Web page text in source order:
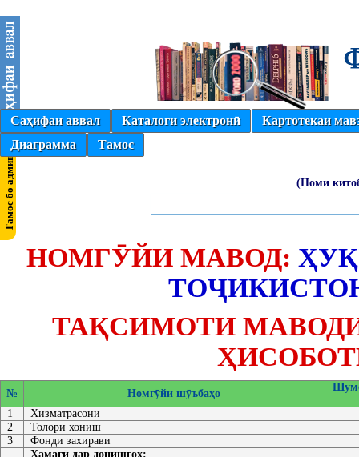
Саҳифаи аввал Каталоги электронӣ
Картотекаи
Диаграмма
Тамос
(Номи
НОМГӮЙИ МАВОД:
ТАҚСИМОТИ
№ Номгӯйи шӯъбаҳо
1
Хизматрасони
2
Толори хониш
3
Фонди захирави
Ҳамагӣ дар донишгоҳ: